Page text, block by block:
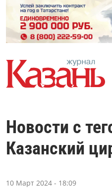
Новости с
Казанский
10 Март 2024 - 18:09